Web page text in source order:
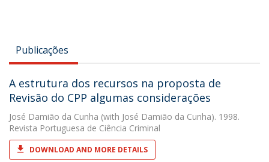
Publicações
A estrutura dos recursos na proposta de
Revisão do CPP algumas considerações
José Damião da Cunha (with José Damião da Cunha). 1998.
Revista Portuguesa de Ciência Criminal
DOWNLOAD AND MORE DETAILS